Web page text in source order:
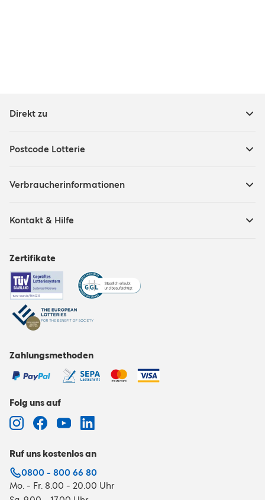
Direkt zu
Postcode Lotterie
Verbraucherinformationen
Kontakt & Hilfe
Zertifikate
Zahlungsmethoden
Folg uns auf
Ruf uns kostenlos an
0800 - 800 66 80
Mo. - Fr. 8.00 - 20.00 Uhr